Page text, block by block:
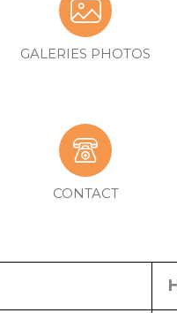
GALERIES PHOTOS
CONTACT